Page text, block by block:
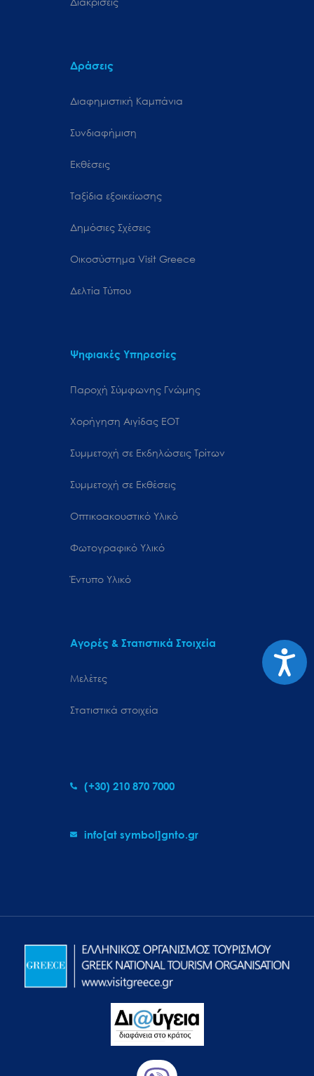
Δράσεις
Διαφημιστική Καμπάνια
Συνδιαφήμιση
Εκθέσεις
Ταξίδια εξοικείωσης
Δημόσιες Σχέσεις
Oικοσύστημα Visit Greece
Δελτία Τύπου
Ψηφιακές Υπηρεσίες
Παροχή Σύμφωνης Γνώμης
Χορήγηση Αιγίδας ΕΟΤ
Συμμετοχή σε Εκδηλώσεις Τρίτων
Συμμετοχή σε Εκθέσεις
Οπτικοακουστικό Υλικό
Φωτογραφικό Υλικό
Έντυπο Υλικό
Αγορές & Στατιστικά Στοιχεία
Μελέτες
Στατιστικά στοιχεία
(+30) 210 870 7000
info[at symbol]gnto.gr